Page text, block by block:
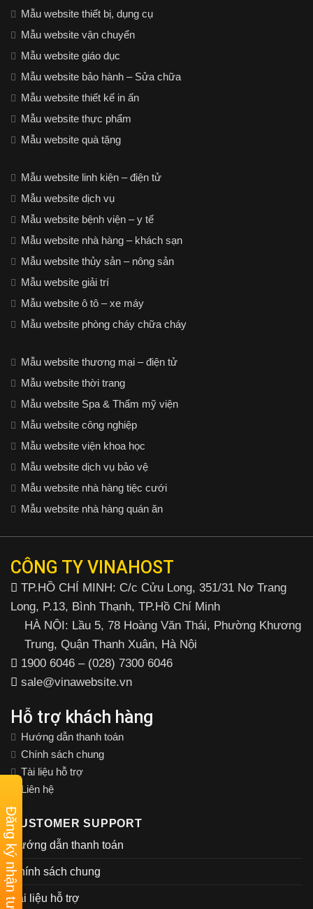
Đăng ký nhận tư vấn
Mẫu website thiết bị, dụng cụ
Mẫu website vận chuyển
Mẫu website giáo dục
Mẫu website bảo hành – Sửa chữa
Mẫu website thiết kế in ấn
Mẫu website thực phẩm
Mẫu website quà tặng
Mẫu website linh kiện – điện tử
Mẫu website dịch vụ
Mẫu website bệnh viện – y tế
Mẫu website nhà hàng – khách sạn
Mẫu website thủy sản – nông sản
Mẫu website giải trí
Mẫu website ô tô – xe máy
Mẫu website phòng cháy chữa cháy
Mẫu website thương mại – điện tử
Mẫu website thời trang
Mẫu website Spa & Thẩm mỹ viện
Mẫu website công nghiệp
Mẫu website viện khoa học
Mẫu website dịch vụ bảo vệ
Mẫu website nhà hàng tiệc cưới
Mẫu website nhà hàng quán ăn
CÔNG TY VINAHOST
TP.HỒ CHÍ MINH: C/c Cửu Long, 351/31 Nơ Trang
Long, P.13, Bình Thạnh, TP.Hồ Chí Minh
HÀ NỘI: Lầu 5, 78 Hoàng Văn Thái, Phường Khương
Trung, Quận Thanh Xuân, Hà Nội
1900 6046 – (028) 7300 6046
sale@vinawebsite.vn
Hỗ trợ khách hàng
Hướng dẫn thanh toán
Chính sách chung
Tài liệu hỗ trợ
Liên hệ
CUSTOMER SUPPORT
Hướng dẫn thanh toán
Chính sách chung
Tài liệu hỗ trợ